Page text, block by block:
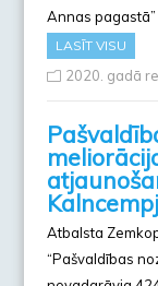
Annas pagastā”
LASĪT VISU
2020. gadā
Atbalsta
“Pašvaldības